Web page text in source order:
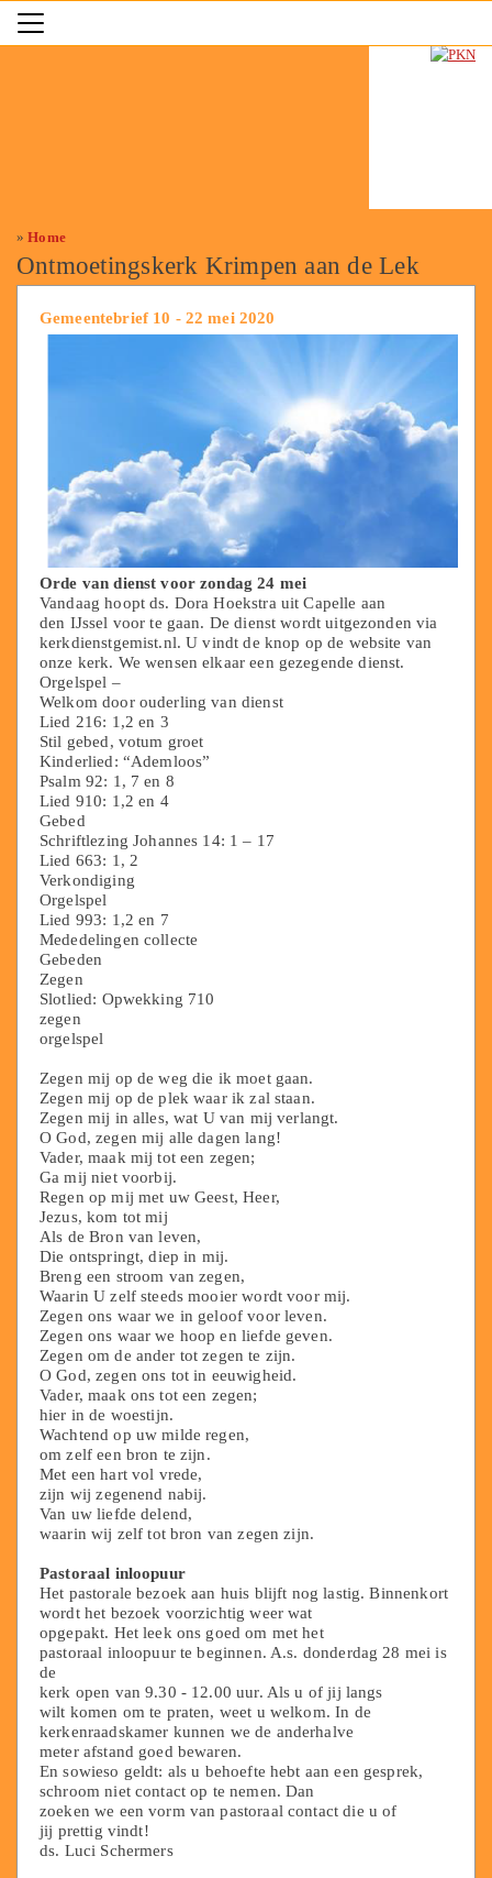
»Home
Ontmoetingskerk Krimpen aan de Lek
Gemeentebrief 10 - 22 mei 2020
Orde van dienst voor zondag 24 mei
Vandaag hoopt ds. Dora Hoekstra uit Capelle aan
den IJssel voor te gaan. De dienst wordt uitgezonden via
kerkdienstgemist.nl. U vindt de knop op de website van
onze kerk. We wensen elkaar een gezegende dienst.
Orgelspel –
Welkom door ouderling van dienst
Lied 216: 1,2 en 3
Stil gebed, votum groet
Kinderlied: “Ademloos”
Psalm 92: 1, 7 en 8
Lied 910: 1,2 en 4
Gebed
Schriftlezing Johannes 14: 1 – 17
Lied 663: 1, 2
Verkondiging
Orgelspel
Lied 993: 1,2 en 7
Mededelingen collecte
Gebeden
Zegen
Slotlied: Opwekking 710
zegen
orgelspel
Zegen mij op de weg die ik moet gaan.
Zegen mij op de plek waar ik zal staan.
Zegen mij in alles, wat U van mij verlangt.
O God, zegen mij alle dagen lang!
Vader, maak mij tot een zegen;
Ga mij niet voorbij.
Regen op mij met uw Geest, Heer,
Jezus, kom tot mij
Als de Bron van leven,
Die ontspringt, diep in mij.
Breng een stroom van zegen,
Waarin U zelf steeds mooier wordt voor mij.
Zegen ons waar we in geloof voor leven.
Zegen ons waar we hoop en liefde geven.
Zegen om de ander tot zegen te zijn.
O God, zegen ons tot in eeuwigheid.
Vader, maak ons tot een zegen;
hier in de woestijn.
Wachtend op uw milde regen,
om zelf een bron te zijn.
Met een hart vol vrede,
zijn wij zegenend nabij.
Van uw liefde delend,
waarin wij zelf tot bron van zegen zijn.
Pastoraal inloopuur
Het pastorale bezoek aan huis blijft nog lastig. Binnenkort
wordt het bezoek voorzichtig weer wat
opgepakt. Het leek ons goed om met het
pastoraal inloopuur te beginnen. A.s. donderdag 28 mei is
de
kerk open van 9.30 - 12.00 uur. Als u of jij langs
wilt komen om te praten, weet u welkom. In de
kerkenraadskamer kunnen we de anderhalve
meter afstand goed bewaren.
En sowieso geldt: als u behoefte hebt aan een gesprek,
schroom niet contact op te nemen. Dan
zoeken we een vorm van pastoraal contact die u of
jij prettig vindt!
ds. Luci Schermers